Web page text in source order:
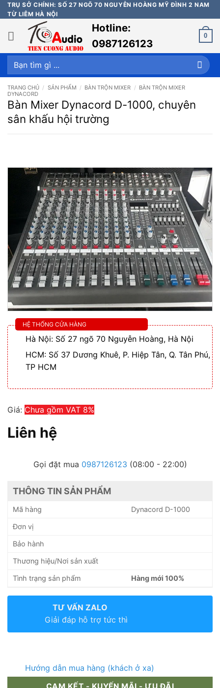
Bỏ
qua
nội
dung
TRỤ SỞ CHÍNH: SỐ 27 NGÕ 70 NGUYỄN HOÀNG MỸ ĐÌNH 2 NAM
TỪ LIÊM HÀ NỘI
Hotline:
0987126123
0
Tìm
kiếm:
TRANG CHỦ / SẢN PHẨM / BÀN TRỘN MIXER / BÀN TRỘN MIXER
DYNACORD
Bàn Mixer Dynacord D-1000, chuyên
sân khấu hội trường
HỆ THỐNG CỬA HÀNG
Hà Nội: Số 27 ngõ 70 Nguyễn Hoàng, Hà Nội
HCM: Số 37 Dương Khuê, P. Hiệp Tân, Q. Tân Phú,
TP HCM
Giá: Chưa gồm VAT 8%
Liên hệ
Gọi đặt mua 0987126123 (08:00 - 22:00)
THÔNG TIN SẢN PHẨM
Mã hàng Dynacord D-1000
Đơn vị
Bảo hành
Thương hiệu/Nơi sản xuất
Tình trạng sản phẩm Hàng mới 100%
TƯ VẤN ZALO
Giải đáp hỗ trợ tức thì
Hướng dẫn mua hàng (khách ở xa)